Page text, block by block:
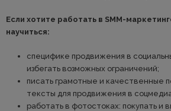
Если хотите работать в SMM-
научиться:
специфике продвижения в
избегать возможных ограничений;
писать грамотные и качественные
тексты для продвижения в
работать в фотостоках: покупать и